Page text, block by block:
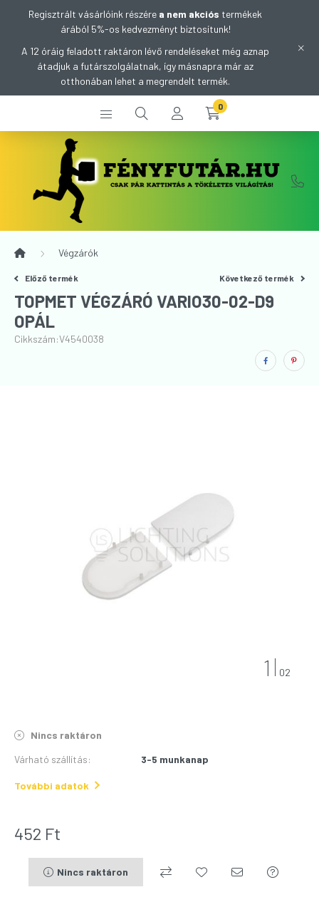
Regisztrált vásárlóink részére a nem akciós termékek
árából 5%-os kedvezményt biztosítunk!
A 12 óráig feladott raktáron lévő rendeléseket még aznap
átadjuk a futárszolgálatnak, így másnapra már az
otthonában lehet a megrendelt termék.
0
Végzárók
Előző termék Következő termék
TOPMET VÉGZÁRÓ VARIO30-02-D9
OPÁL
Cikkszám:V4540038
1 02
Nincs raktáron
Várható szállítás: 3-5 munkanap
További adatok
452 Ft
Nincs raktáron